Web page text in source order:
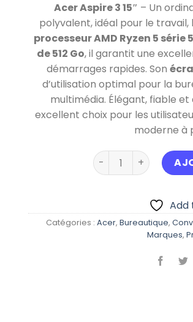
Acer Aspire 3 15″ – Un
polyvalent, idéal pour le travail,
processeur AMD Ryzen 5 série
de 512 Go, il garantit une
démarrages rapides. Son
d’utilisation optimal pour la
multimédia. Élégant, fiable et
excellent choix pour les
moderne à
quantité de ACER
Add
Catégories : Acer, Bureautique,
Marques,